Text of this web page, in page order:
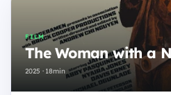
FILM
The Woman with a
2025 · 18min